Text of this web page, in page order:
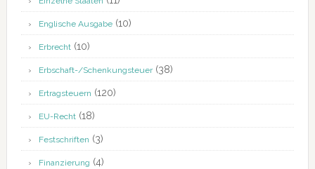
Englische Ausgabe(10)
Erbrecht(10)
Erbschaft-/Schenkungsteuer(38)
Ertragsteuern (120)
EU-Recht(18)
Festschriften (3)
Finanzierung (4)